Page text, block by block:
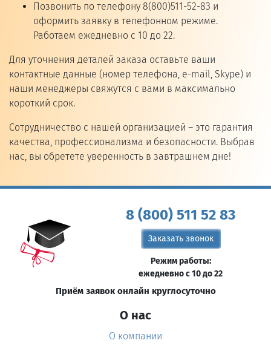
Позвонить по телефону 8(800)511-52-83 и
оформить заявку в телефонном режиме.
Работаем ежедневно с 10 до 22.
Для уточнения деталей заказа оставьте ваши
контактные данные (номер телефона, e-mail, Skype) и
наши менеджеры свяжутся с вами в максимально
короткий срок.
Сотрудничество с нашей организацией – это гарантия
качества, профессионализма и безопасности. Выбрав
нас, вы обретете уверенность в завтрашнем дне!
8 (800) 511 52 83
Заказать звонок
Режим работы:
ежедневно с 10 до 22
Приём заявок онлайн круглосуточно
О нас
О компании